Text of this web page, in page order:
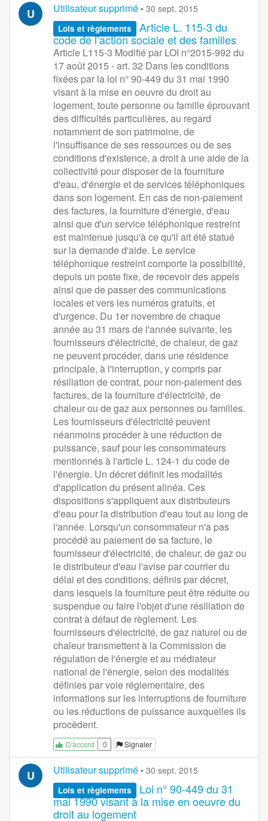
U Utilisateur supprimé • 30 sept. 2015
Lois et règlements
Article L. 115-3 du
code de l’action sociale et des familles
Article L115-3 Modifié par LOI n°2015-992 du
17 août 2015 - art. 32 Dans les conditions
fixées par la loi n° 90-449 du 31 mai 1990
visant à la mise en oeuvre du droit au
logement, toute personne ou famille éprouvant
des difficultés particulières, au regard
notamment de son patrimoine, de
l'insuffisance de ses ressources ou de ses
conditions d'existence, a droit à une aide de la
collectivité pour disposer de la fourniture
d'eau, d'énergie et de services téléphoniques
dans son logement. En cas de non-paiement
des factures, la fourniture d'énergie, d'eau
ainsi que d'un service téléphonique restreint
est maintenue jusqu'à ce qu'il ait été statué
sur la demande d'aide. Le service
téléphonique restreint comporte la possibilité,
depuis un poste fixe, de recevoir des appels
ainsi que de passer des communications
locales et vers les numéros gratuits, et
d'urgence. Du 1er novembre de chaque
année au 31 mars de l'année suivante, les
fournisseurs d'électricité, de chaleur, de gaz
ne peuvent procéder, dans une résidence
principale, à l'interruption, y compris par
résiliation de contrat, pour non-paiement des
factures, de la fourniture d'électricité, de
chaleur ou de gaz aux personnes ou familles.
Les fournisseurs d'électricité peuvent
néanmoins procéder à une réduction de
puissance, sauf pour les consommateurs
mentionnés à l'article L. 124-1 du code de
l'énergie. Un décret définit les modalités
d'application du présent alinéa. Ces
dispositions s'appliquent aux distributeurs
d'eau pour la distribution d'eau tout au long de
l'année. Lorsqu'un consommateur n'a pas
procédé au paiement de sa facture, le
fournisseur d'électricité, de chaleur, de gaz ou
le distributeur d'eau l'avise par courrier du
délai et des conditions, définis par décret,
dans lesquels la fourniture peut être réduite ou
suspendue ou faire l'objet d'une résiliation de
contrat à défaut de règlement. Les
fournisseurs d'électricité, de gaz naturel ou de
chaleur transmettent à la Commission de
régulation de l'énergie et au médiateur
national de l'énergie, selon des modalités
définies par voie réglementaire, des
informations sur les interruptions de fourniture
ou les réductions de puissance auxquelles ils
procèdent.
D'accord 0 Signaler
U Utilisateur supprimé • 30 sept. 2015
Lois et règlements
Loi n° 90-449 du 31
mai 1990 visant à la mise en oeuvre du
droit au logement